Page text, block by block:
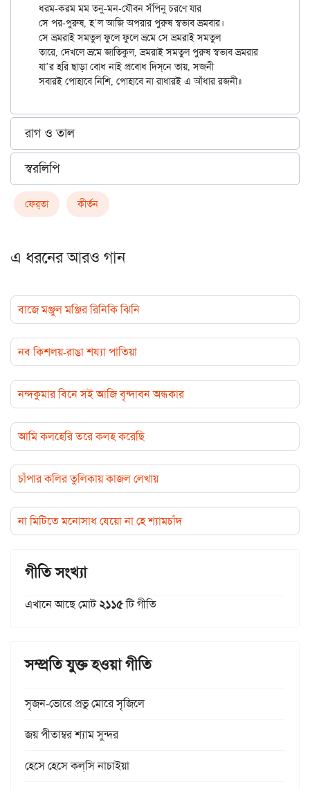
ধরম-করম মম তনু-মন-যৌবন সঁপিনু চরণে যার
সে পর-পুরুষ, হ’ল আজি অপরার পুরুষ স্বভাব ভ্রমবার।
সে ভ্রমরাই সমতুল ফুলে ফুলে ভ্রমে সে ভ্রমরাই সমতুল
তারে, দেখলে ভ্রমে জাতিকুল, ভ্রমরাই সমতুল পুরুষ স্বভাব ভ্রমরার
যা’র হরি ছাড়া বোধ নাই প্রবোধ দিস্‌নে তায়, সজনী
রাগ ও তাল
স্বরলিপি
ফের্‌তা কীর্তন
এ ধরনের আরও গান
বাজে মঞ্জুল মঞ্জির রিনিকি ঝিনি
নব কিশলয়-রাঙা শয্যা পাতিয়া
নন্দকুমার বিনে সই আজি বৃন্দাবন অন্ধকার
আমি কলহেরি তরে কলহ করেছি
চাঁপার কলির তুলিকায় কাজল লেখায়
না মিটিতে মনোসাধ যেয়ো না হে শ্যামচাঁদ
গীতি সংখ্যা
এখানে আছে মোট২১১৫টি গীতি
সম্প্রতি যুক্ত হওয়া গীতি
সৃজন-ভোরে প্রভু মোরে সৃজিলে
জয় পীতাম্বর শ্যাম সুন্দর
হেসে হেসে কল্‌সি নাচাইয়া